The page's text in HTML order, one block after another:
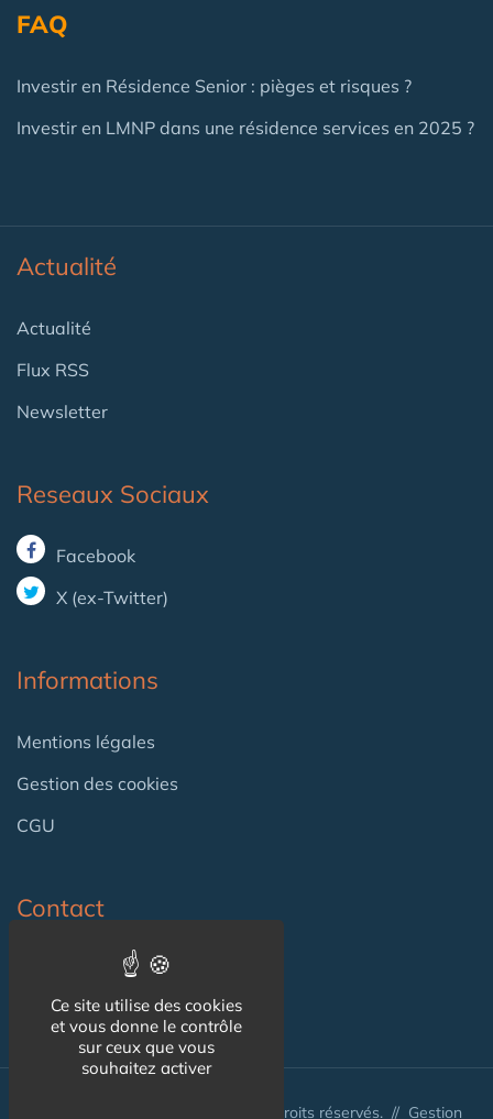
FAQ
Investir en Résidence Senior : pièges et risques ?
Investir en LMNP dans une résidence services en 2025 ?
Actualité
Actualité
Flux RSS
Newsletter
Reseaux Sociaux
Facebook
X (ex-Twitter)
Informations
Mentions légales
Gestion des cookies
CGU
Contact
© Seniorissimmo.com 2026 - Tous droits réservés. // Gestion
Ce site utilise des cookies
et vous donne le contrôle
sur ceux que vous
souhaitez activer